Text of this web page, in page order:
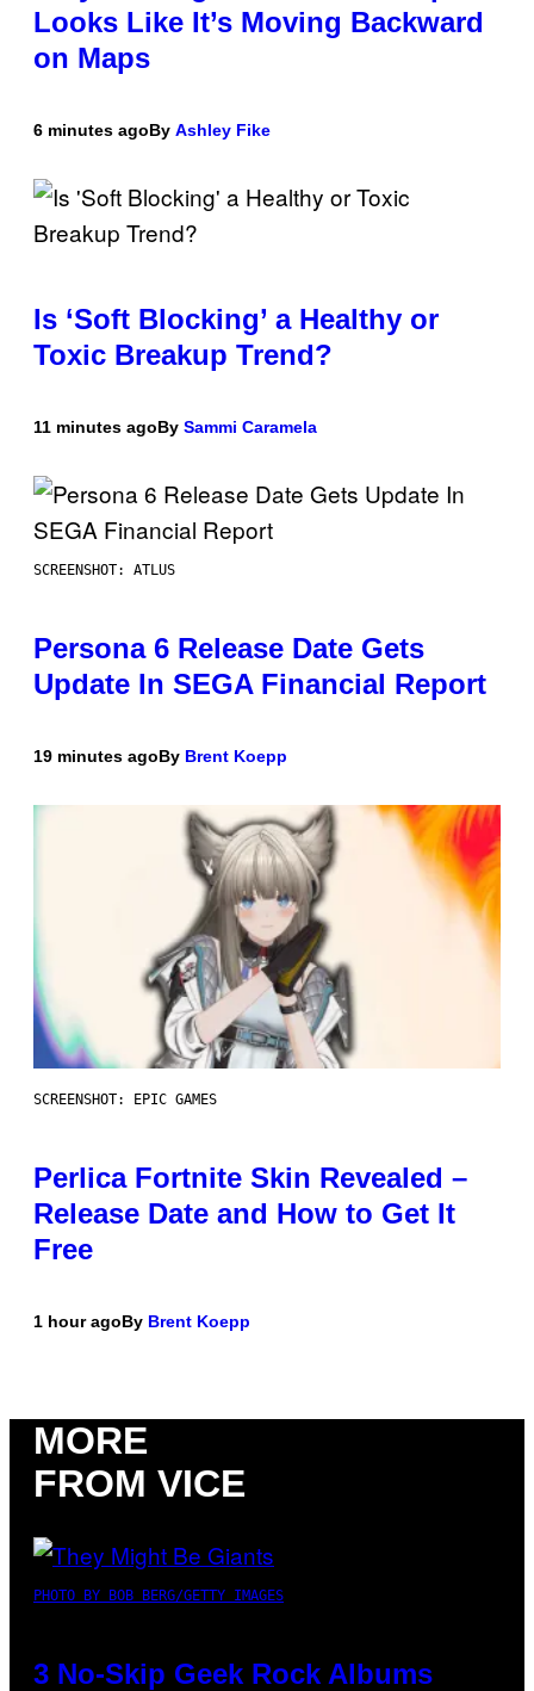
Looks Like It’s Moving Backward
on Maps
6 minutes agoBy Ashley Fike
Is ‘Soft Blocking’ a Healthy or
Toxic Breakup Trend?
11 minutes agoBy Sammi Caramela
SCREENSHOT: ATLUS
Persona 6 Release Date Gets
Update In SEGA Financial Report
19 minutes agoBy Brent Koepp
SCREENSHOT: EPIC GAMES
Perlica Fortnite Skin Revealed –
Release Date and How to Get It
Free
1 hour agoBy Brent Koepp
MORE
FROM VICE
PHOTO BY BOB BERG/GETTY IMAGES
3 No-Skip Geek Rock Albums